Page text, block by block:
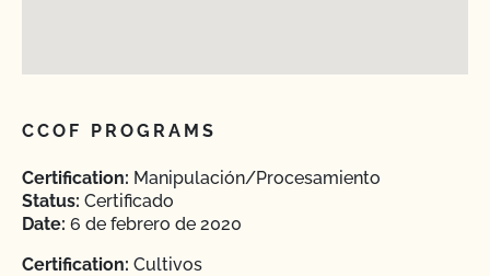
CCOF PROGRAMS
Certification: Manipulación/Procesamiento
Status: Certificado
Date: 6 de febrero de 2020
Certification: Cultivos